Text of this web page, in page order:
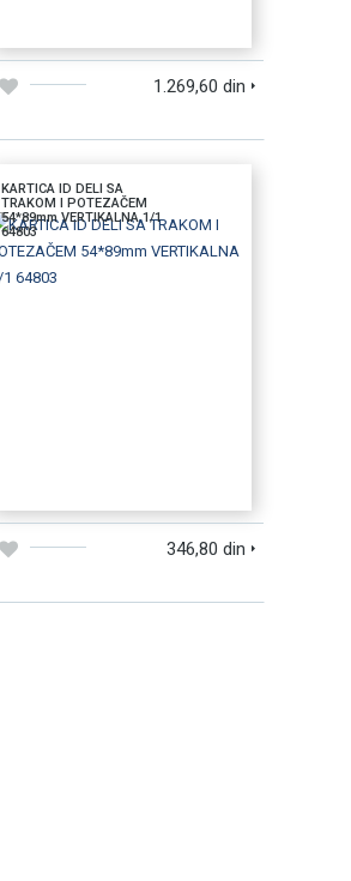
1.269,60 din
KARTICA ID DELI SA
TRAKOM I POTEZAČEM
54*89mm VERTIKALNA 1/1
64803
346,80 din